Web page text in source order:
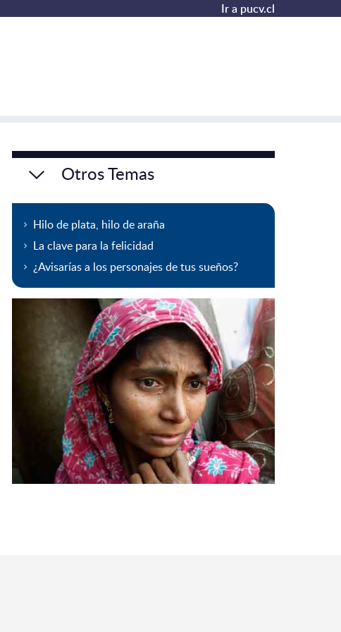
Ir a pucv.cl
Otros Temas
Hilo de plata, hilo de araña
La clave para la felicidad
¿Avisarías a los personajes de tus sueños?